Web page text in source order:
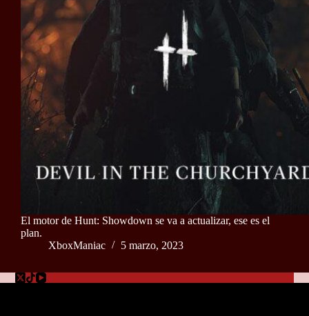
El motor de Hunt: Showdown se va a actualizar, ese es el
plan.
XboxManiac
5 marzo, 2023